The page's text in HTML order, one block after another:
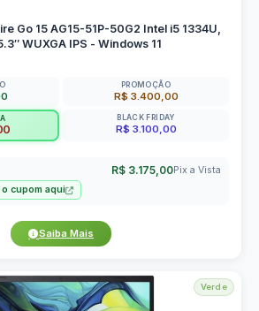
Go 15 AG15-51P-50G2 Intel i5 1334U,
WUXGA IPS - Windows 11
PROMOÇÃO
R$ 3.400,00
BLACK FRIDAY
R$ 3.100,00
R$ 3.175,00Pix a Vista
cupom aqui
Saiba Mais
Verde